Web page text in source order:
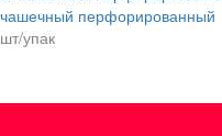
перфорированный
упак